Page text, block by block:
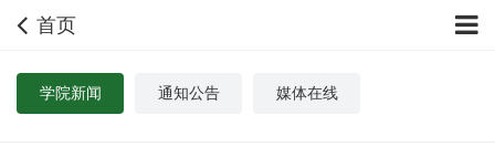
首页
学院新闻 通知公告 媒体在线